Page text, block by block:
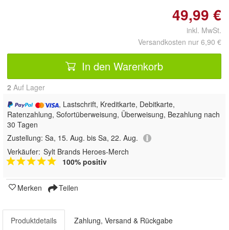
49,99 €
inkl. MwSt.
Versandkosten nur 6,90 €
In den Warenkorb
2 Auf Lager
, Lastschrift, Kreditkarte, Debitkarte,
Ratenzahlung, Sofortüberweisung, Überweisung, Bezahlung nach
30 Tagen
Zustellung: Sa, 15. Aug. bis Sa, 22. Aug.
Verkäufer: Sylt Brands Heroes-Merch
100% positiv
Merken Teilen
Produktdetails Zahlung, Versand & Rückgabe